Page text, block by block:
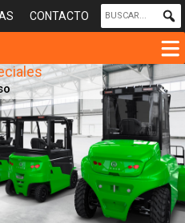
CONTACTO
número